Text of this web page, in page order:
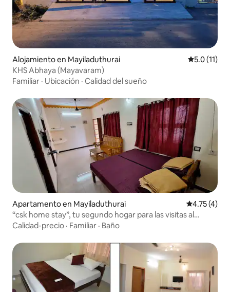
Alojamiento en Mayiladuthurai Calificación
5.0 (11)
KHS Abhaya (Mayavaram)
Familiar · Ubicación · Calidad del sueño
Apartamento en Mayiladuthurai Calificación
4.75 (4)
“csk home stay”, tu segundo hogar para las visitas al
templo
Calidad-precio · Familiar · Baño